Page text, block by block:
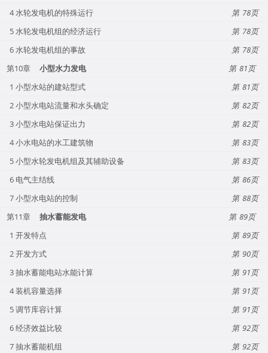
4 水轮发电机的特殊运行
78
5 水轮发电机组的经济运行
78
6 水轮发电机组的事故
78
第10章
小型水力发电
81
1 小型水站的建站型式
81
2 小型水电站流量和水头确定
82
3 小型水电站保证出力
82
4 小水电站的水工建筑物
83
5 小型水轮发电机组及其辅助设备
83
6 电气主结线
86
7 小型水电站的控制
88
第11章
抽水蓄能发电
89
1 开发特点
89
2 开发方式
90
3 抽水蓄能电站水能计算
91
4 装机容量选择
91
5 调节库容计算
91
6 经济效益比较
92
7 抽水蓄能机组
92